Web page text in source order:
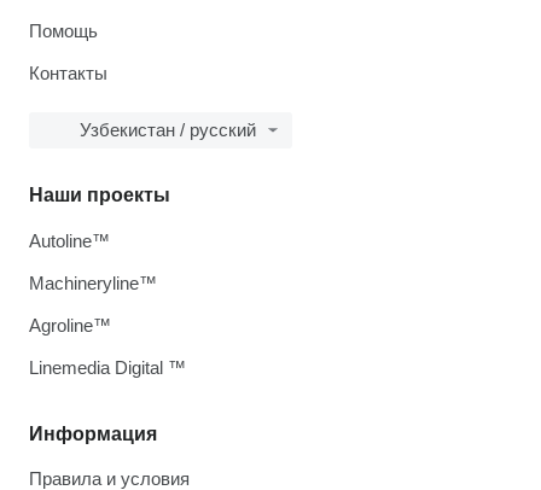
Помощь
Контакты
Узбекистан / русский
Информация
Правила и условия
Наши проекты
Autoline™
Machineryline™
Agroline™
Linemedia Digital ™